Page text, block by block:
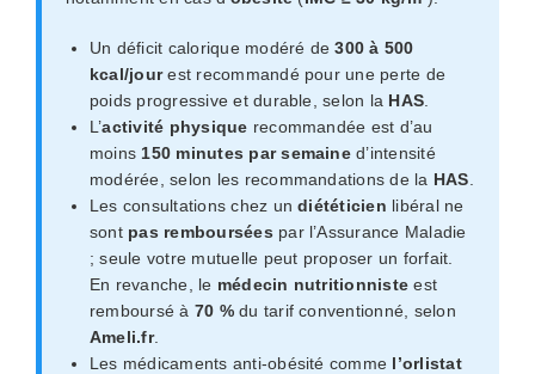
Un déficit calorique modéré de300 à 500
kcal/jourest recommandé pour une perte de
poids progressive et durable, selon la HAS
L’activité physique recommandée est d’au
moins 150 minutes par semained’intensité
modérée, selon les recommandations de la HAS
Les consultations chez undiététicien libéral ne
sont pas remboursées par l’Assurance Maladie
; seule votre mutuelle peut proposer un forfait.
En revanche, le médecin nutritionniste est
remboursé à 70 %du tarif conventionné, selon
Ameli.fr.
Les médicaments anti-obésité comme l’orlistat